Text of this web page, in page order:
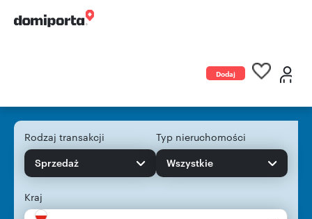
Dodaj
Rodzaj transakcji
Sprzedaż
Typ nieruchomości
Wszystkie
Kraj